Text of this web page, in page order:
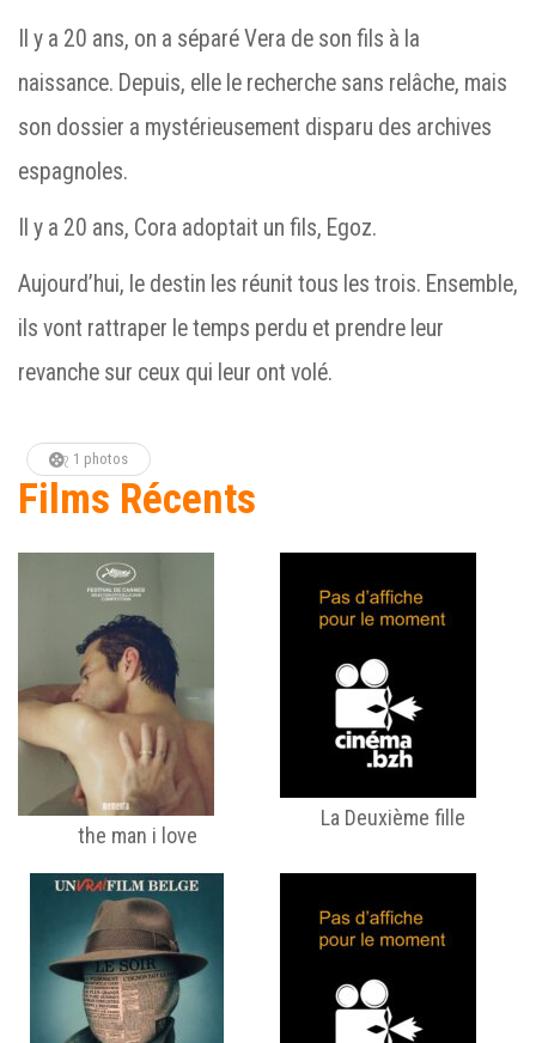
Il y a 20 ans, on a séparé Vera de son fils à la
naissance. Depuis, elle le recherche sans relâche, mais
son dossier a mystérieusement disparu des archives
espagnoles.
Il y a 20 ans, Cora adoptait un fils, Egoz.
Aujourd’hui, le destin les réunit tous les trois. Ensemble,
ils vont rattraper le temps perdu et prendre leur
revanche sur ceux qui leur ont volé.
1 photos
Films Récents
the man i love
La Deuxième fille